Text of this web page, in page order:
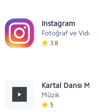
Instagram
Fotoğraf ve Video
3.8
Kartal Dansı
Müzik
5